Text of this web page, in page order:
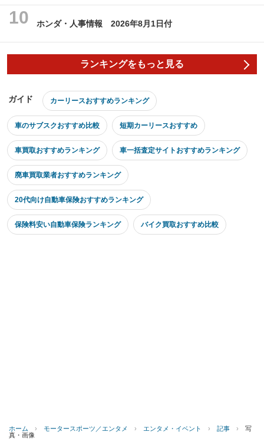
ホンダ・人事情報 2026年8月1日付
ランキングをもっと見る
ガイド カーリースおすすめランキング
車のサブスクおすすめ比較 短期カーリースおすすめ
車買取おすすめランキング 車一括査定サイトおすすめランキング
廃車買取業者おすすめランキング
20代向け自動車保険おすすめランキング
保険料安い自動車保険ランキング バイク買取おすすめ比較
ホーム › モータースポーツ／エンタメ › エンタメ・イベント › 記事 ›
写
真・画像